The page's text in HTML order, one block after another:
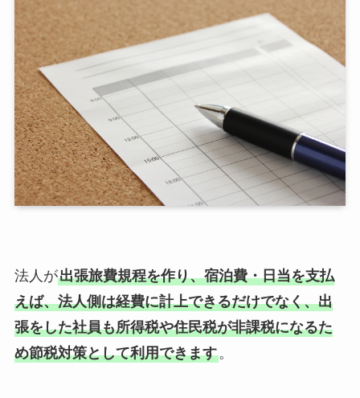
法人が出張旅費規程を作り、宿泊費・日当を支払
えば、法人側は経費に計上できるだけでなく、出
張をした社員も所得税や住民税が非課税になるた
め節税対策として利用できます。